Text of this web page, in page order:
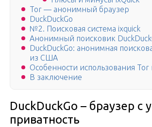
Tor — анонимный браузер
DuckDuckGo
№2. Поисковая система ixquick
Анонимный поисковик
DuckDuckGo: анонимная
из США
Особенности использования
В заключение
DuckDuckGo – браузер с
приватность